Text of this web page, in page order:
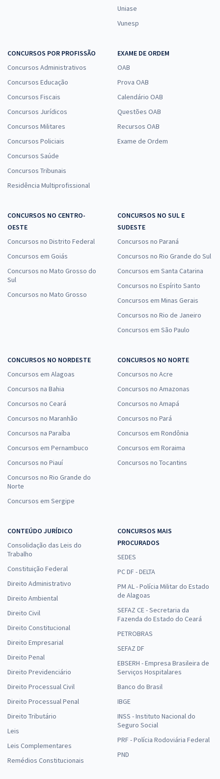
Uniase
Vunesp
CONCURSOS POR PROFISSÃO
Concursos Administrativos
Concursos Educação
Concursos Fiscais
Concursos Jurídicos
Concursos Militares
Concursos Policiais
Concursos Saúde
Concursos Tribunais
Residência Multiprofissional
EXAME DE ORDEM
OAB
Prova OAB
Calendário OAB
Questões OAB
Recursos OAB
Exame de Ordem
CONCURSOS NO CENTRO-
OESTE
Concursos no Distrito Federal
Concursos em Goiás
Concursos no Mato Grosso do
Sul
Concursos no Mato Grosso
CONCURSOS NO SUL E
SUDESTE
Concursos no Paraná
Concursos no Rio Grande do Sul
Concursos em Santa Catarina
Concursos no Espírito Santo
Concursos em Minas Gerais
Concursos no Rio de Janeiro
Concursos em São Paulo
CONCURSOS NO NORDESTE
Concursos em Alagoas
Concursos na Bahia
Concursos no Ceará
Concursos no Maranhão
Concursos na Paraíba
Concursos em Pernambuco
Concursos no Piauí
Concursos no Rio Grande do
Norte
Concursos em Sergipe
CONCURSOS NO NORTE
Concursos no Acre
Concursos no Amazonas
Concursos no Amapá
Concursos no Pará
Concursos em Rondônia
Concursos em Roraima
Concursos no Tocantins
CONTEÚDO JURÍDICO
Consolidação das Leis do
Trabalho
Constituição Federal
Direito Administrativo
Direito Ambiental
Direito Civil
Direito Constitucional
Direito Empresarial
Direito Penal
Direito Previdenciário
Direito Processual Civil
Direito Processual Penal
Direito Tributário
Leis
Leis Complementares
Remédios Constitucionais
CONCURSOS MAIS
PROCURADOS
SEDES
PC DF - DELTA
PM AL - Polícia Militar do Estado
de Alagoas
SEFAZ CE - Secretaria da
Fazenda do Estado do Ceará
PETROBRAS
SEFAZ DF
EBSERH - Empresa Brasileira de
Serviços Hospitalares
Banco do Brasil
IBGE
INSS - Instituto Nacional do
Seguro Social
PRF - Polícia Rodoviária Federal
PND